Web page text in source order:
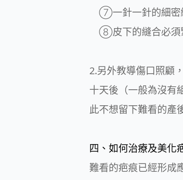
⑦一針一針的細密
⑧皮下的縫合必須
2.另外教導傷口照顧
十天後（一般為沒有
此不想留下難看的產
四、如何治療及美化
難看的疤痕已經形成